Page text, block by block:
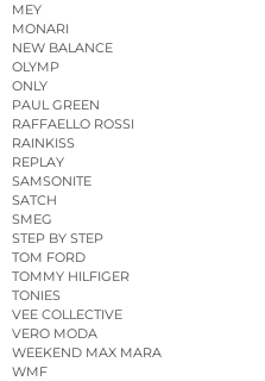
MEY
MONARI
NEW BALANCE
OLYMP
ONLY
PAUL GREEN
RAFFAELLO ROSSI
RAINKISS
REPLAY
SAMSONITE
SATCH
SMEG
STEP BY STEP
TOM FORD
TOMMY HILFIGER
TONIES
VEE COLLECTIVE
VERO MODA
WEEKEND MAX MARA
WMF